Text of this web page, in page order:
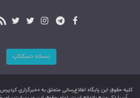
نسخه دسکتاپ
کليه حقوق اين پایگاه اطلاع‌رسانی متعلق به «خبرگزاری